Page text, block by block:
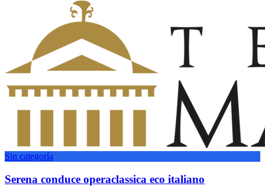
Sin categoría
Serena conduce operaclassica eco italiano